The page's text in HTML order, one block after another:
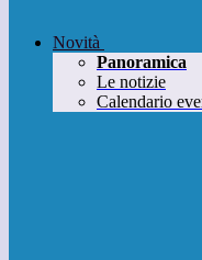
Novità
Panoramica
Le notizie
Calendario